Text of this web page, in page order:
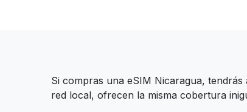
Si compras una eSIM Nicaragua,
red local, ofrecen la misma cobertura